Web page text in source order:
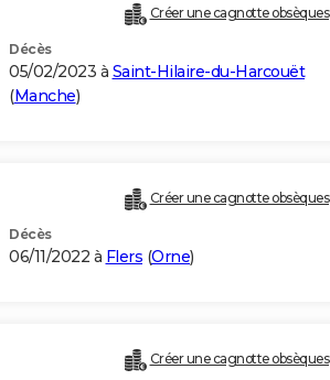
Créer une cagnotte obsèques
Décès
05/02/2023 à Saint-Hilaire-du-Harcouët
(Manche)
Créer une cagnotte obsèques
Décès
06/11/2022 à Flers (Orne)
Créer une cagnotte obsèques